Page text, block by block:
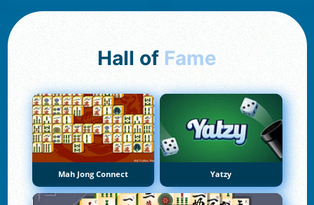
Hall of Fame
Mah Jong Connect Yatzy